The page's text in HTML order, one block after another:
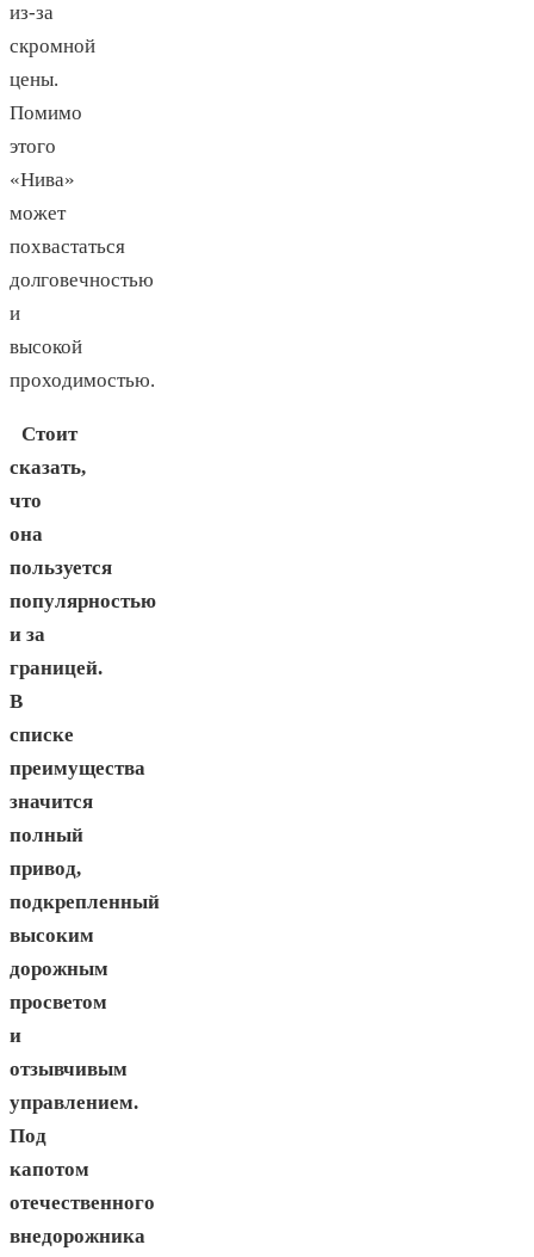
из-за
скромной
цены.
Помимо
этого
«Нива»
может
похвастаться
долговечностью
и
высокой
проходимостью.
Стоит
сказать,
что
она
пользуется
популярностью
и за
границей.
В
списке
преимущества
значится
полный
привод,
подкрепленный
высоким
дорожным
просветом
и
отзывчивым
управлением.
Под
капотом
отечественного
внедорожника